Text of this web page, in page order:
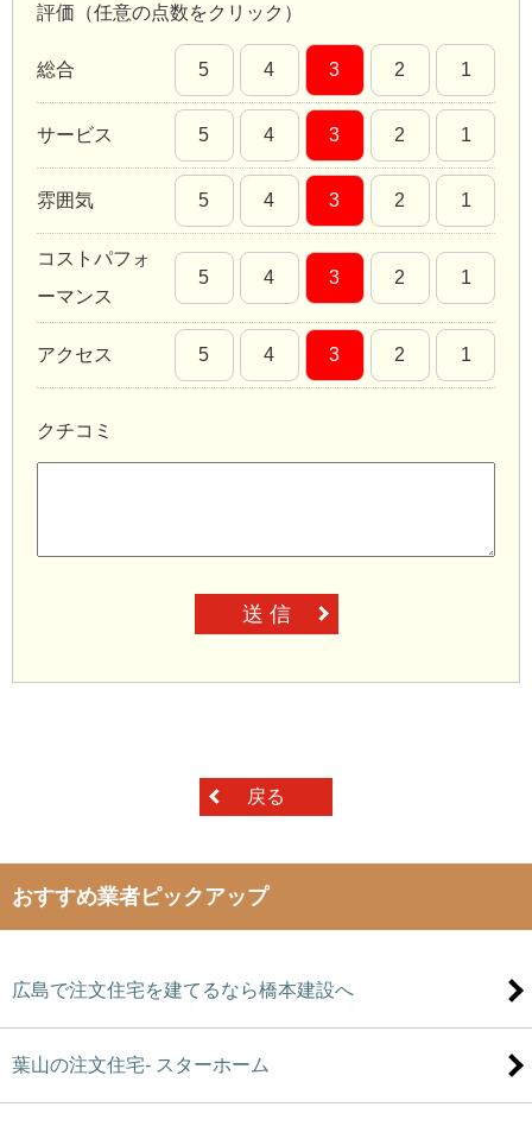
評価（任意の点数をクリック）
総合 5 4 3 2 1
サービス 5 4 3 2 1
雰囲気 5 4 3 2 1
コストパフォ
ーマンス
5 4 3 2 1
アクセス 5 4 3 2 1
クチコミ
送 信
戻る
おすすめ業者ピックアップ
広島で注文住宅を建てるなら橋本建設へ
葉山の注文住宅- スターホーム